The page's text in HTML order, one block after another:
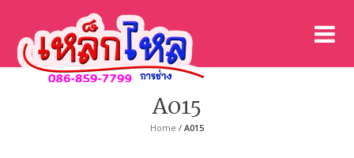
A015
Home / A015